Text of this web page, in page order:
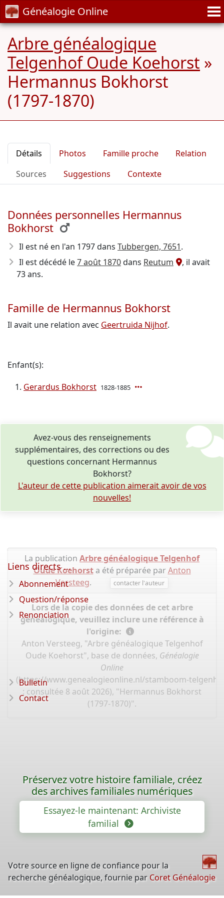
Généalogie Online
Arbre généalogique
Telgenhof Oude Koehorst »
Hermannus Bokhorst
(1797-1870)
Détails Photos Famille proche
Relation
Sources
Suggestions Contexte
Données personnelles Hermannus
Bokhorst
Il est né en l'an 1797dans Tubbergen, 7651.
Il est décédé le7 août 1870dans Reutum
, il avait
73 ans.
Famille de Hermannus Bokhorst
Il avait une relation avec Geertruida Nijhof.
Enfant(s):
Gerardus Bokhorst 1828-1885
Avez-vous des renseignements
supplémentaires, des corrections ou des
questions concernant Hermannus
Bokhorst?
L'auteur de cette publication aimerait avoir de vos
nouvelles!
La publication Arbre généalogique Telgenhof
Oude Koehorsta été préparée parAnton
Versteeg. contacter l'auteur
Lors de la copie des données de cet arbre
généalogique, veuillez inclure une référence à
l'origine:
Anton Versteeg, "Arbre généalogique Telgenhof
Oude Koehorst", base de données, Généalogie
Online
(https://www.genealogieonline.nl/stamboom-
: consultée 8 août 2026), "Hermannus Bokhorst
(1797-1870)".
Liens directs ...
Abonnement
Question/réponse
Renonciation
Bulletin
Contact
Préservez votre histoire familiale, créez
des archives familiales numériques
Essayez-le maintenant: Archiviste
familial
Votre source en ligne de confiance pour la
recherche généalogique, fournie par Coret Généalogie